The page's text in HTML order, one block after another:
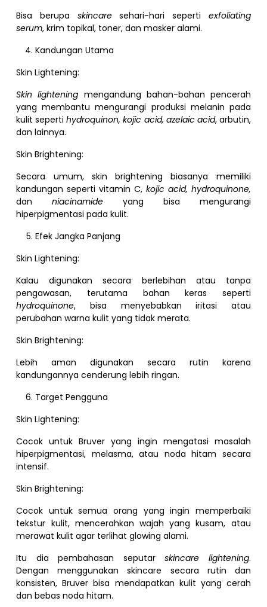
Bisa berupa skincaresehari-hari seperti exfoliating
serum, krim topikal, toner, dan masker alami.
Kandungan Utama
Skin Lightening:
Skin lightening mengandung bahan-bahan pencerah
yang membantu mengurangi produksi melanin pada
kulit sepertihydroquinon, kojic acid, azelaic acid, arbutin,
dan lainnya.
Skin Brightening:
Secara umum, skin brightening biasanya memiliki
kandungan seperti vitamin C, kojic acid, hydroquinone,
danniacinamide yang bisa mengurangi
hiperpigmentasi pada kulit.
Efek Jangka Panjang
Skin Lightening:
Kalau digunakan secara berlebihan atau tanpa
pengawasan, terutama bahan keras seperti
hydroquinone, bisa menyebabkan iritasi atau
perubahan warna kulit yang tidak merata.
Skin Brightening:
Lebih aman digunakan secara rutin karena
kandungannya cenderung lebih ringan.
Target Pengguna
Skin Lightening:
Cocok untuk Bruver yang ingin mengatasi masalah
hiperpigmentasi, melasma, atau noda hitam secara
intensif.
Skin Brightening:
Cocok untuk semua orang yang ingin memperbaiki
tekstur kulit, mencerahkan wajah yang kusam, atau
merawat kulit agar terlihat glowing alami.
Itu dia pembahasan seputarskincare lightening.
Dengan menggunakan skincare secara rutin dan
konsisten, Bruver bisa mendapatkan kulit yang cerah
dan bebas noda hitam.